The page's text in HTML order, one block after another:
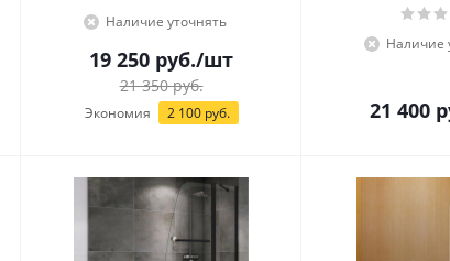
Наличие уточнять
19 250 руб./шт
21 350руб.
Экономия 2 100руб.
Наличие
21 400